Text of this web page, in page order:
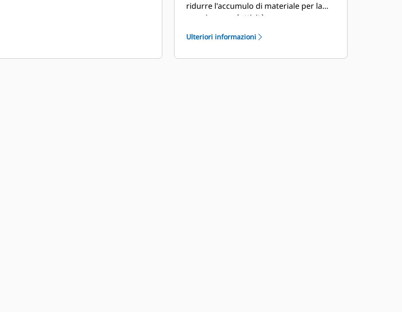
ridurre l'accumulo di materiale per la
massima produttività.
Ulteriori informazioni